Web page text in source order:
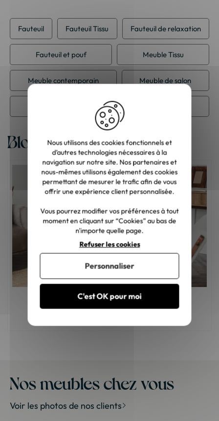
Fauteuil Fauteuil Tissu Fauteuil de relaxation
Fauteuil et pouf Meuble Tissu
Meuble contemporain Meuble de salon
Meuble ethnique
Blog
Comment choisir son fauteuil de salon ?
Nos meubles chez vous
Voir les photos de nos clients
Nous utilisons des cookies fonctionnels et
d’autres technologies nécessaires à la
navigation sur notre site. Nos partenaires et
nous-mêmes utilisons également des cookies
permettant de mesurer le trafic afin de vous
offrir une expérience client personnalisée.
Vous pourrez modifier vos préférences à tout
moment en cliquant sur “Cookies” au bas de
n'importe quelle page.
C'est OK pour moi
Refuser les cookies
Personnaliser